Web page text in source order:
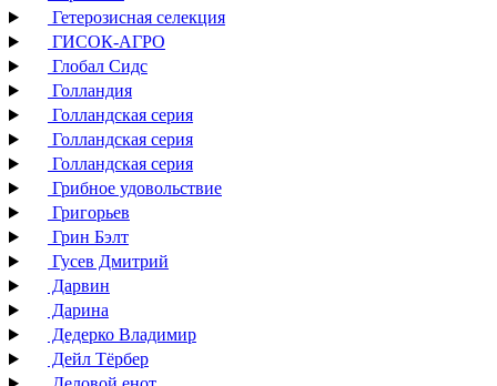
Гетерозисная селекция
ГИСОК-АГРО
Глобал Сидс
Голландия
Голландская серия
Голландская серия
Голландская серия
Грибное удовольствие
Григорьев
Грин Бэлт
Гусев Дмитрий
Дарвин
Дарина
Дедерко Владимир
Дейл Тёрбер